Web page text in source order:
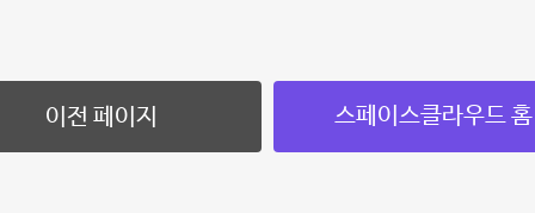
이전 페이지 스페이스클라우드 홈